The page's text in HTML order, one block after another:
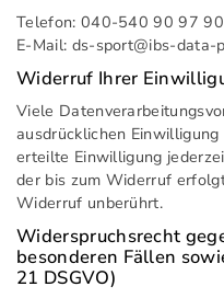
Telefon: 040-540 90 97 90
E-Mail: ds-sport@ibs-data-
Widerruf Ihrer
Viele
ausdrücklichen
erteilte Einwilligung
der bis zum Widerruf
Widerruf unberührt.
Widerspruchsrecht
besonderen Fällen
21 DSGVO)